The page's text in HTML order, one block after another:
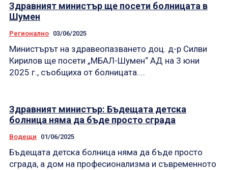
Здравният министър ще посети болницата в
Шумен
Регионално 03/06/2025
Министърът на здравеопазването доц. д-р Силви
Кирилов ще посети „МБАЛ-Шумен“ АД на 3 юни
2025 г., съобщиха от болницата....
Здравният министър: Бъдещата детска
болница няма да бъде просто сграда
Водещи 01/06/2025
Бъдещата детска болница няма да бъде просто
сграда, а дом на професионализма и съвременното